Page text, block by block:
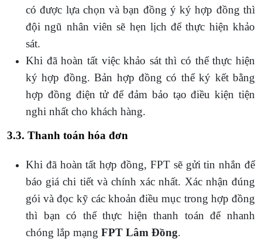
có được lựa chọn và bạn đồng ý ký hợp đồng thì
đội ngũ nhân viên sẽ hẹn lịch để thực hiện khảo
sát.
Khi đã hoàn tất việc khảo sát thì có thể thực hiện
ký hợp đồng. Bản hợp đồng có thể ký kết bằng
hợp đồng điện tử để đảm bảo tạo điều kiện tiện
nghi nhất cho khách hàng.
3.3. Thanh toán hóa đơn
Khi đã hoàn tất hợp đồng, FPT sẽ gửi tin nhắn để
báo giá chi tiết và chính xác nhất. Xác nhận đúng
gói và đọc kỹ các khoản điều mục trong hợp đồng
thì bạn có thể thực hiện thanh toán để nhanh
chóng lắp mạng FPT Lâm Đồng.